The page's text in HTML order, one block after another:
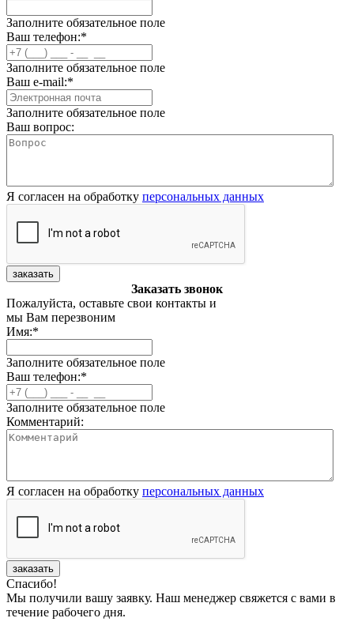
Заполните обязательное поле
Ваш телефон:*
Заполните обязательное поле
Ваш e-mail:*
Заполните обязательное поле
Ваш вопрос:
Я согласен на обработку персональных данных
заказать
Заказать звонок
Пожалуйста, оставьте свои контакты и
мы Вам перезвоним
Имя:*
Заполните обязательное поле
Ваш телефон:*
Заполните обязательное поле
Комментарий:
Я согласен на обработку персональных данных
заказать
Спасибо!
Мы получили вашу заявку. Наш менеджер свяжется с вами в
течение рабочего дня.